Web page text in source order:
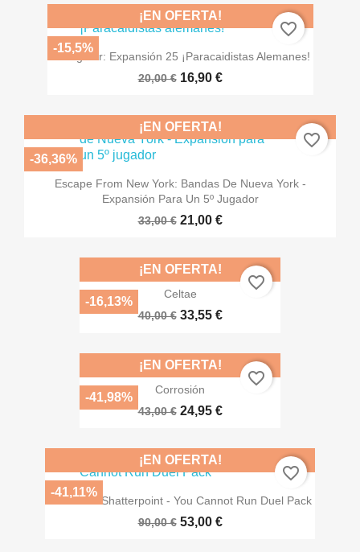
Warfighter: Expansión 25 ¡Paracaidistas Alemanes!
20,00 € 16,90 €
¡EN OFERTA!
-15,5%
favorite_border
Escape From New York: Bandas De Nueva York -
Expansión Para Un 5º Jugador
33,00 € 21,00 €
¡EN OFERTA!
-36,36%
favorite_border
Celtae
40,00 € 33,55 €
¡EN OFERTA!
-16,13%
favorite_border
Corrosión
43,00 € 24,95 €
¡EN OFERTA!
-41,98%
favorite_border
Star Wars Shatterpoint - You Cannot Run Duel Pack
90,00 € 53,00 €
¡EN OFERTA!
-41,11%
favorite_border